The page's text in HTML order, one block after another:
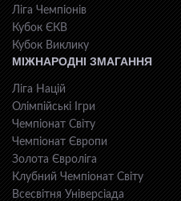
Ліга Чемпіонів
Кубок ЄКВ
Кубок Виклику
МІЖНАРОДНІ ЗМАГАННЯ
Ліга Націй
Олімпійські Ігри
Чемпіонат Світу
Чемпіонат Європи
Золота Євроліга
Клубний Чемпіонат Світу
Всесвiтня Унiверсiaда